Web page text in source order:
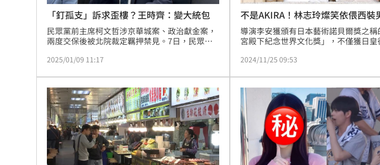
台灣彩券開獎直播中 20:31
LIVE三立+24小時直播 15:27
三立iNEWS新聞台線上直播
台彩父親節推新刮刮樂千萬頭獎超「爸」氣 12:00
「拍片人的多重宇宙」職涯論壇9/12登場！ 10:30
8國球員齊聚高雄 Formosa 7s掀足球熱潮 10:00
「釘孤支」訴求歪樓？王時齊：變大統包
民眾黨前主席柯文哲涉京華城案、政治獻金案，
兩度交保後被北院裁定羈押禁見。7日，民眾黨
召小草上街。「文山志玲」王時齊認為，民眾黨
場遊行中強行合併訴求，反而容易失焦。
2025/01/09 11:17
不是AKIRA！林志玲燦笑依偎西裝
導演李安獲頒有日本藝術諾貝爾獎之稱
宮殿下紀念世界文化獎」，不僅獲日皇
宴慶祝，「日本媳婦」林志玲也是座上
「我們台灣最可愛的人」，讓台下林志
羞。今（25）日林志玲曬出與李安的
大讚他不僅是華人的驕傲，更是世界的
人的世紀同框照曝光後馬上吸引大批網
聖。宋亭誼報導
2024/11/25 09:53